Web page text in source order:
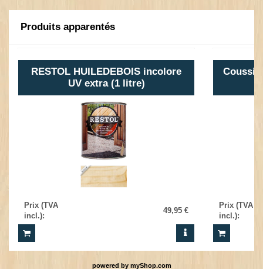
Produits apparentés
RESTOL HUILEDEBOIS incolore
UV extra (1 litre)
Prix (TVA
incl.):
49,95 €
Prix (TVA
incl.):
powered by myShop.com